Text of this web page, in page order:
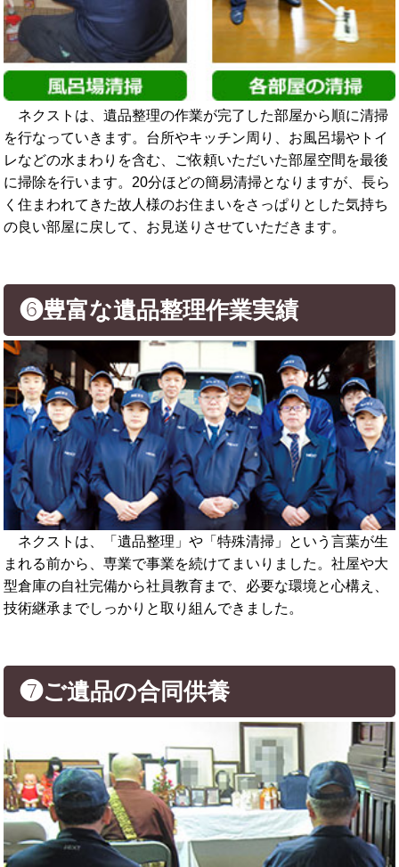
ネクストは、遺品整理の作業が完了した部屋から順に清掃
を行なっていきます。台所やキッチン周り、お風呂場やトイ
レなどの水まわりを含む、ご依頼いただいた部屋空間を最後
に掃除を行います。20分ほどの簡易清掃となりますが、長ら
く住まわれてきた故人様のお住まいをさっぱりとした気持ち
の良い部屋に戻して、お見送りさせていただきます。
❻豊富な遺品整理作業実績
ネクストは、「遺品整理」や「特殊清掃」という言葉が生
まれる前から、専業で事業を続けてまいりました。社屋や大
型倉庫の自社完備から社員教育まで、必要な環境と心構え、
技術継承までしっかりと取り組んできました。
❼ご遺品の合同供養